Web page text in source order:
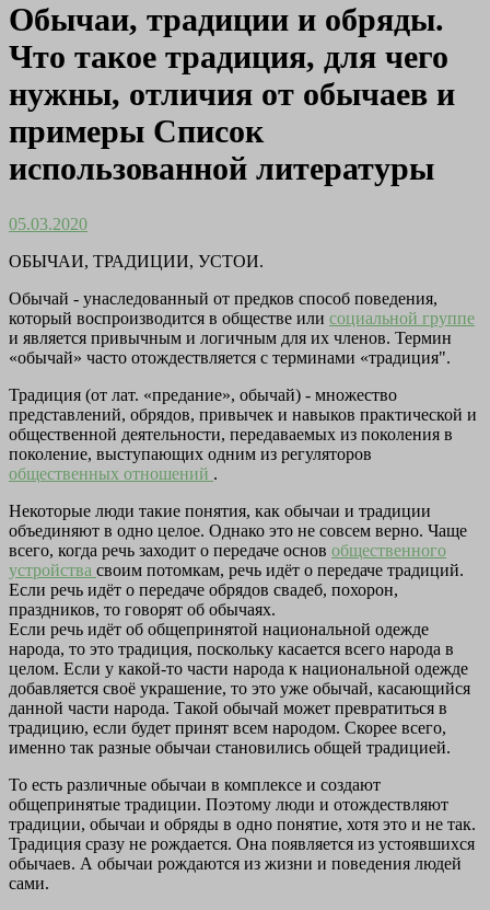
Обычаи, традиции и обряды.
Что такое традиция, для чего
нужны, отличия от обычаев и
примеры Список
использованной литературы
05.03.2020
ОБЫЧАИ, ТРАДИЦИИ, УСТОИ.
Обычай - унаследованный от предков способ поведения,
который воспроизводится в обществе или социальной группе
и является привычным и логичным для их членов. Термин
«обычай» часто отождествляется с терминами «традиция".
Традиция (от лат. «предание», обычай) - множество
представлений, обрядов, привычек и навыков практической и
общественной деятельности, передаваемых из поколения в
поколение, выступающих одним из регуляторов
общественных отношений .
Некоторые люди такие понятия, как обычаи и традиции
объединяют в одно целое. Однако это не совсем верно. Чаще
всего, когда речь заходит о передаче основ общественного
устройства своим потомкам, речь идёт о передаче традиций.
Если речь идёт о передаче обрядов свадеб, похорон,
праздников, то говорят об обычаях.
Если речь идёт об общепринятой национальной одежде
народа, то это традиция, поскольку касается всего народа в
целом. Если у какой-то части народа к национальной одежде
добавляется своё украшение, то это уже обычай, касающийся
данной части народа. Такой обычай может превратиться в
традицию, если будет принят всем народом. Скорее всего,
именно так разные обычаи становились общей традицией.
То есть различные обычаи в комплексе и создают
общепринятые традиции. Поэтому люди и отождествляют
традиции, обычаи и обряды в одно понятие, хотя это и не так.
Традиция сразу не рождается. Она появляется из устоявшихся
обычаев. А обычаи рождаются из жизни и поведения людей
сами.